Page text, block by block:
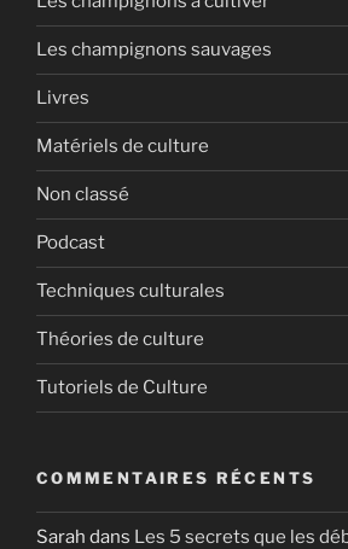
Les champignons sauvages
Livres
Matériels de culture
Non classé
Podcast
Techniques culturales
Théories de culture
Tutoriels de Culture
COMMENTAIRES RÉCENTS
Sarah dans Les 5 secrets que les